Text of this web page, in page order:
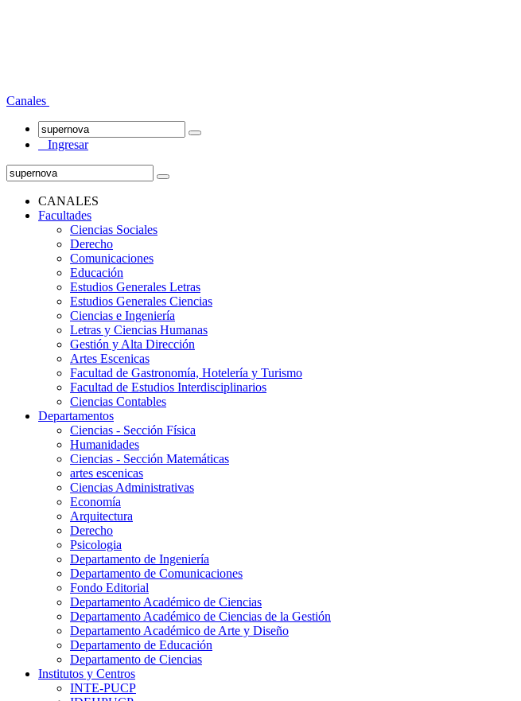
Canales
Ingresar
CANALES
Facultades
Ciencias Sociales
Derecho
Comunicaciones
Educación
Estudios Generales Letras
Estudios Generales Ciencias
Ciencias e Ingeniería
Letras y Ciencias Humanas
Gestión y Alta Dirección
Artes Escenicas
Facultad de Gastronomía, Hotelería y Turismo
Facultad de Estudios Interdisciplinarios
Ciencias Contables
Departamentos
Ciencias - Sección Física
Humanidades
Ciencias - Sección Matemáticas
artes escenicas
Ciencias Administrativas
Economía
Arquitectura
Derecho
Psicologia
Departamento de Ingeniería
Departamento de Comunicaciones
Fondo Editorial
Departamento Académico de Ciencias
Departamento Académico de Ciencias de la Gestión
Departamento Académico de Arte y Diseño
Departamento de Educación
Departamento de Ciencias
Institutos y Centros
INTE-PUCP